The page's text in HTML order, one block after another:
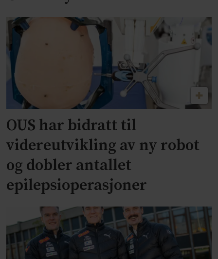
OUS har bidratt til
videreutvikling av ny robot
og dobler antallet
epilepsioperasjoner